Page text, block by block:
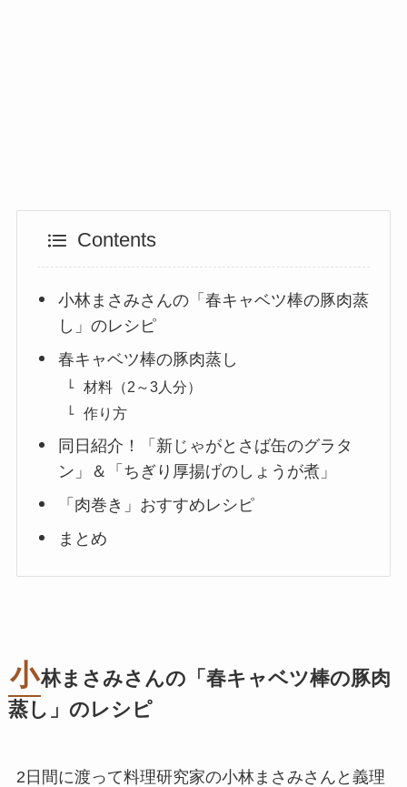
Contents
小林まさみさんの「春キャベツ棒の豚肉蒸
し」のレシピ
春キャベツ棒の豚肉蒸し
材料（2～3人分）
作り方
同日紹介！「新じゃがとさば缶のグラタ
ン」＆「ちぎり厚揚げのしょうが煮」
「肉巻き」おすすめレシピ
まとめ
小林まさみさんの「春キャベツ棒の豚肉
蒸し」のレシピ
2日間に渡って料理研究家の小林まさみさんと義理